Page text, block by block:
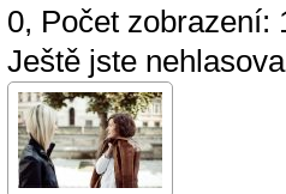
0, Počet zobrazení:
Ještě jste